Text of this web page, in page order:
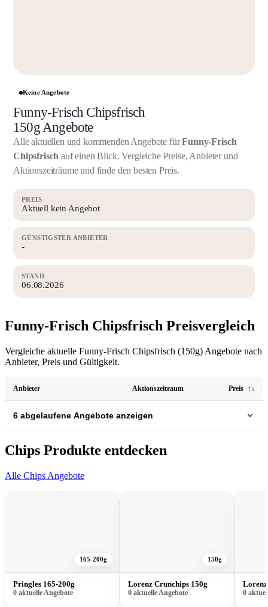
Keine Angebote
Funny-Frisch Chipsfrisch
150g Angebote
Alle aktuellen und kommenden Angebote fürFunny-Frisch
Chipsfrisch auf einen Blick. Vergleiche Preise, Anbieter und
Aktionszeiträume und finde den besten Preis.
PREIS
Aktuell kein Angebot
GÜNSTIGSTER ANBIETER
-
STAND
06.08.2026
Funny-Frisch Chipsfrisch Preisvergleich
Vergleiche aktuelle Funny-Frisch Chipsfrisch (150g) Angebote nach
Anbieter, Preis und Gültigkeit.
Anbieter Aktionszeitraum Preis ↑↓
6 abgelaufene Angebote anzeigen
Chips Produkte entdecken
Alle Chips Angebote
165-200g
Pringles 165-200g
0 aktuelle Angebote
150g
Lorenz Crunchips 150g
0 aktuelle Angebote 0